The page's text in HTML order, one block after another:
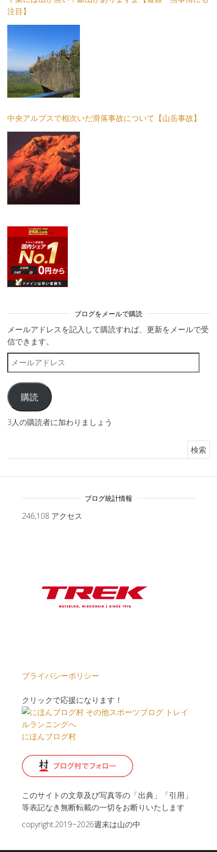
注目】
中央アルプスで相次いだ滑落事故について【山岳事故】
ブログをメールで購読
メールアドレスを記入して購読すれば、更新をメールで受
信できます。
メールアドレス
購読
3人の購読者に加わりましょう
ブログ統計情報
246,108 アクセス
プライバシーポリシー
クリックで応援になります！
にほんブログ村
このサイトの文章及び写真等の「出典」「引用」
等表記なき無断転載の一切をお断りいたします
copyright.2019~2026週末は山の中